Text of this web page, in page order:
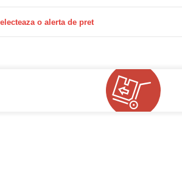
o alerta de pret